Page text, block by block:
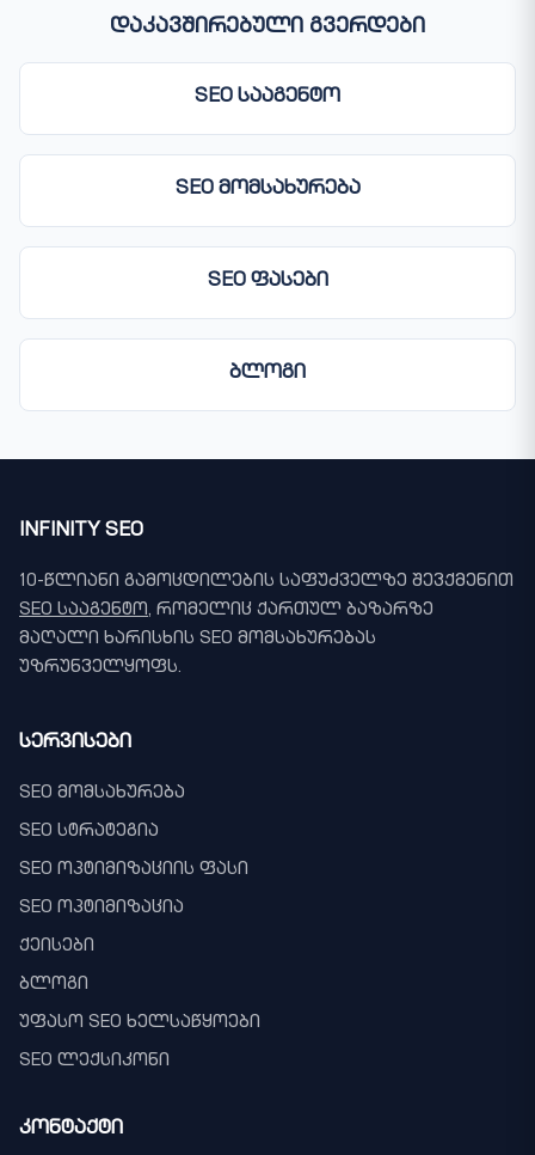
დაკავშირებული გვერდები
SEO სააგენტო
SEO მომსახურება
SEO ფასები
ბლოგი
INFINITY SEO
10-წლიანი გამოცდილების საფუძველზე შევქმენით
SEO სააგენტო, რომელიც ქართულ ბაზარზე
მაღალი ხარისხის SEO მომსახურებას
უზრუნველყოფს.
სერვისები
SEO მომსახურება
SEO სტრატეგია
SEO ოპტიმიზაციის ფასი
SEO ოპტიმიზაცია
ქეისები
ბლოგი
უფასო SEO ხელსაწყოები
SEO ლექსიკონი
კონტაქტი